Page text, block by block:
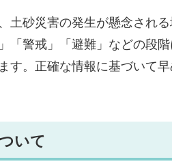
土砂災害の発生が懸念され
「警戒」「避難」などの段
す。正確な情報に基づいて
いて